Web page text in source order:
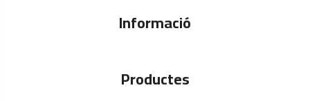
Informació
Productes